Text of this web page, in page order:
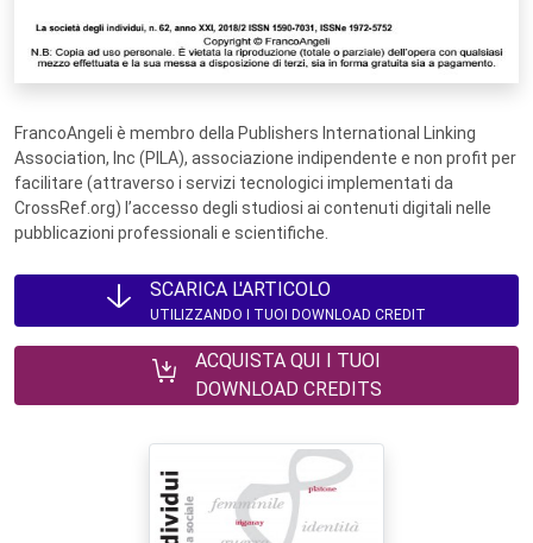
FrancoAngeli è membro della Publishers International Linking
Association, Inc (PILA), associazione indipendente e non profit per
facilitare (attraverso i servizi tecnologici implementati da
CrossRef.org) l’accesso degli studiosi ai contenuti digitali nelle
pubblicazioni professionali e scientifiche.
SCARICA L'ARTICOLO
UTILIZZANDO I TUOI DOWNLOAD CREDIT
ACQUISTA QUI I TUOI
DOWNLOAD CREDITS